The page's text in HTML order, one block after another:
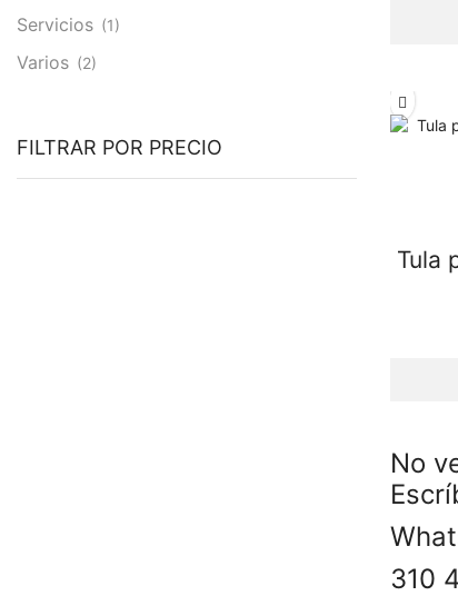
Tula
No
310
Servicios (1)
Varios (2)
FILTRAR POR PRECIO